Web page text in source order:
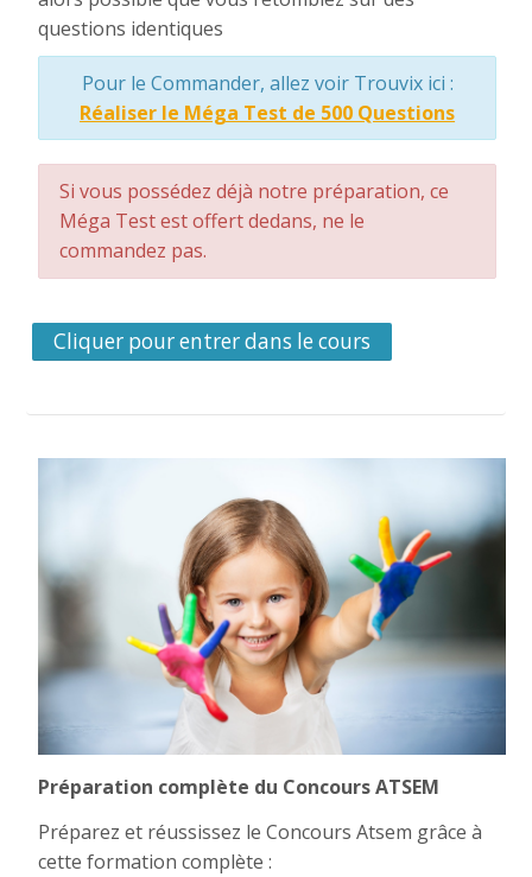
questions identiques
Pour le Commander, allez voir Trouvix ici :
Réaliser le Méga Test de 500 Questions
Si vous possédez déjà notre préparation, ce
Méga Test est offert dedans, ne le
commandez pas.
Cliquer pour entrer dans le cours
Préparation complète du Concours ATSEM
Préparez et réussissez le Concours Atsem grâce à
cette formation complète :